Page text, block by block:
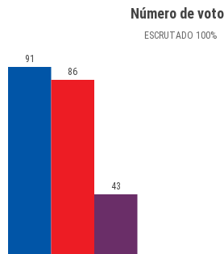
Número de
ESCRUTADO 100%
91
86
43